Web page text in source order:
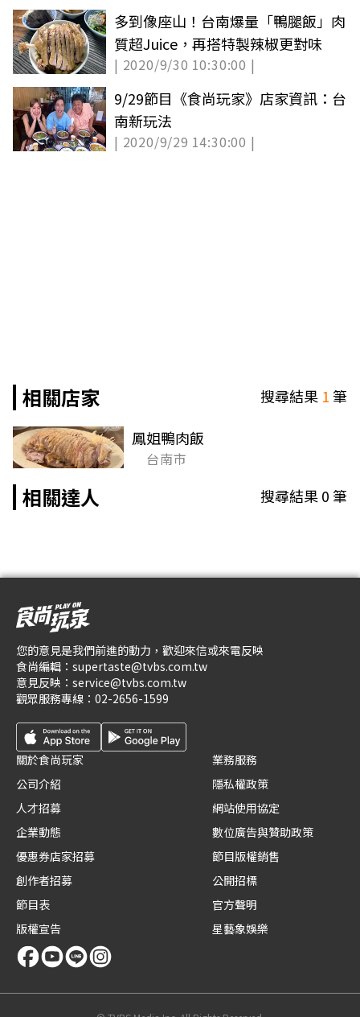
多到像座山！台南爆量「鴨腿飯」肉
質超Juice，再搭特製辣椒更對味
| 2020/9/30 10:30:00 |
9/29節目《食尚玩家》店家資訊：台
南新玩法
| 2020/9/29 14:30:00 |
相關店家 搜尋結果 1筆
鳳姐鴨肉飯
台南市
相關達人 搜尋結果0筆
您的意見是我們前進的動力，歡迎來信或來電反映
食尚編輯： supertaste@tvbs.com.tw
意見反映： service@tvbs.com.tw
觀眾服務專線： 02-2656-1599
關於食尚玩家
公司介紹
人才招募
企業動態
優惠券店家招募
創作者招募
節目表
版權宣告
業務服務
隱私權政策
網站使用協定
數位廣告與贊助政策
節目版權銷售
公開招標
官方聲明
星藝象娛樂